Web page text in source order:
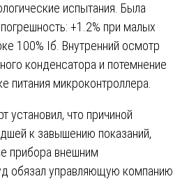
испытания. Была
+1.2% при малых
100% Iб. Внутренний осмотр
конденсатора и потемнение
питания микроконтроллера.
установил, что причиной
к завышению показаний,
прибора внешним
обязал управляющую компанию